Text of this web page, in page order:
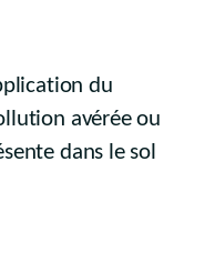
du
avérée ou
dans le sol